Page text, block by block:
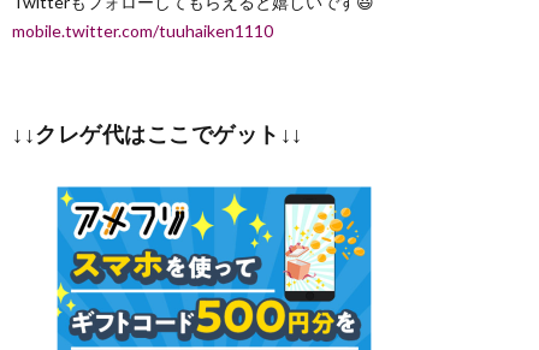
mobile.twitter.com/tuuhaiken1110
↓↓クレゲ代はここでゲット↓↓